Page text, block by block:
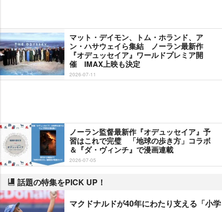
マット・デイモン、トム・ホランド、ア
ン・ハサウェイら集結 ノーラン最新作
『オデュッセイア』ワールドプレミア開
催 IMAX上映も決定
2026-07-11
ノーラン監督最新作『オデュッセイア』予
習はこれで完璧 「地球の歩き方」コラボ
＆『ダ・ヴィンチ』で漫画連載
2026-07-05
話題の特集をPICK UP！
マクドナルドが40年にわたり支える「小学